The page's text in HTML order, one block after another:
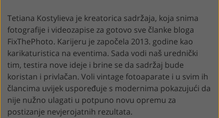
Tetiana Kostylieva je kreatorica sadržaja, koja snima
fotografije i videozapise za gotovo sve članke bloga
FixThePhoto. Karijeru je započela 2013. godine kao
karikaturistica na eventima. Sada vodi naš urednički
tim, testira nove ideje i brine se da sadržaj bude
koristan i privlačan. Voli vintage fotoaparate i u svim ih
člancima uvijek uspoređuje s modernima pokazujući da
nije nužno ulagati u potpuno novu opremu za
postizanje nevjerojatnih rezultata.